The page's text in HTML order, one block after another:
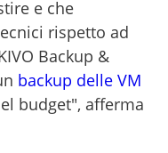
e che
rispetto ad
Backup &
backup delle VM
budget", afferma